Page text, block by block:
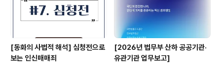
[동화의 사법적 해석] 심청전으로
보는 인신매매죄
[2026년 법무부 산하 공공기관·
유관기관 업무보고]